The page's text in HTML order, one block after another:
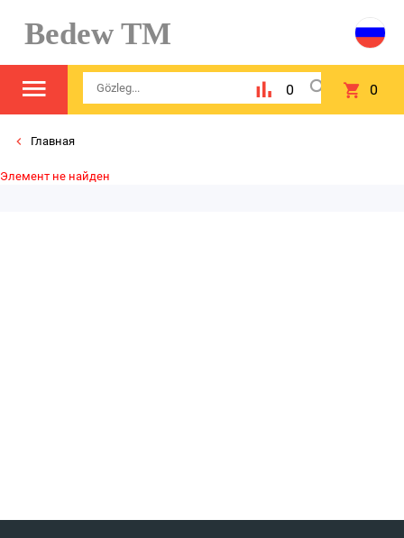
Bedew TM
0 0
Главная
Элемент не найден